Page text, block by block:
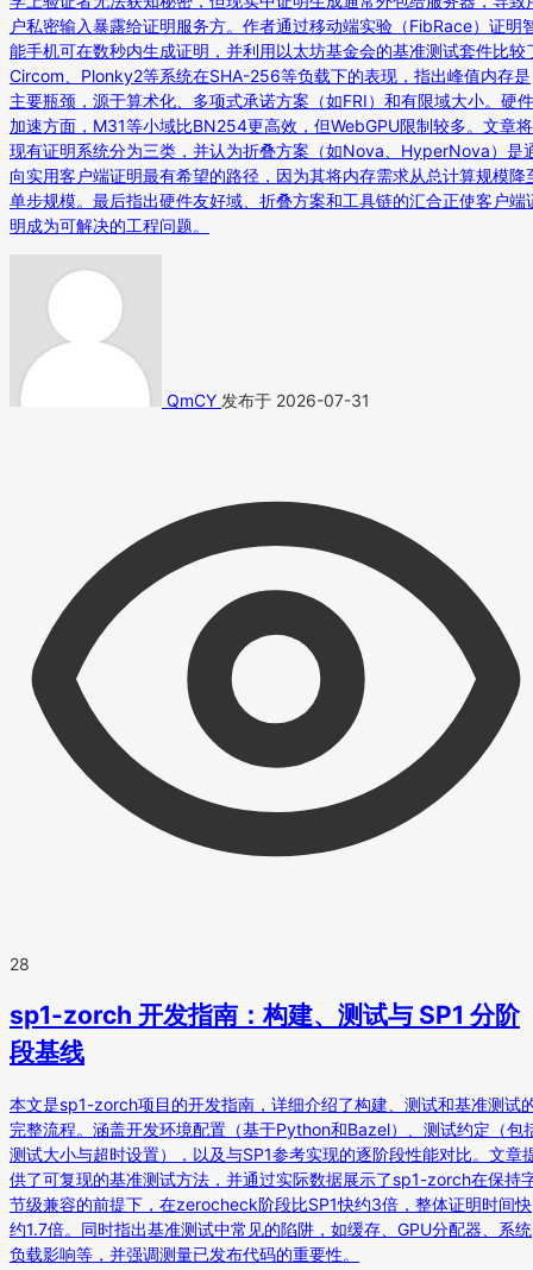
户私密输入暴露给证明服务方。作者通过移动端实验（FibRace）证明
能手机可在数秒内生成证明，并利用以太坊基金会的基准测试套件比较
Circom、Plonky2等系统在SHA-256等负载下的表现，指出峰值内存是
主要瓶颈，源于算术化、多项式承诺方案（如FRI）和有限域大小。硬件
加速方面，M31等小域比BN254更高效，但WebGPU限制较多。文章将
现有证明系统分为三类，并认为折叠方案（如Nova、HyperNova）是
向实用客户端证明最有希望的路径，因为其将内存需求从总计算规模降
单步规模。最后指出硬件友好域、折叠方案和工具链的汇合正使客户端
明成为可解决的工程问题。
QmCY 发布于 2026-07-31
28
sp1-zorch 开发指南：构建、测试与 SP1 分阶
段基线
本文是sp1-zorch项目的开发指南，详细介绍了构建、测试和基准测试
完整流程。涵盖开发环境配置（基于Python和Bazel）、测试约定（包
测试大小与超时设置），以及与SP1参考实现的逐阶段性能对比。文章
供了可复现的基准测试方法，并通过实际数据展示了sp1-zorch在保持
节级兼容的前提下，在zerocheck阶段比SP1快约3倍，整体证明时间快
约1.7倍。同时指出基准测试中常见的陷阱，如缓存、GPU分配器、系统
负载影响等，并强调测量已发布代码的重要性。